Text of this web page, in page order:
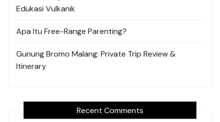
Edukasi Vulkanik
Apa Itu Free-Range Parenting?
Gunung Bromo Malang: Private Trip Review &
Itinerary
Recent Comments